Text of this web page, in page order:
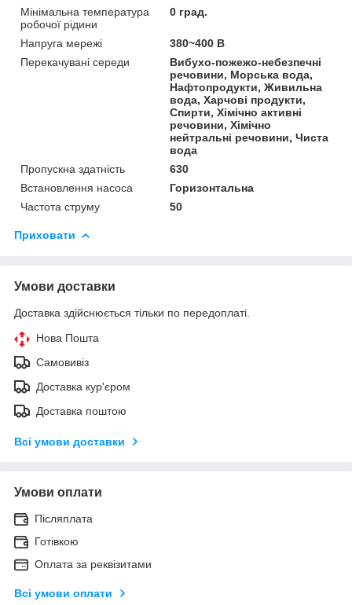
Мінімальна температура
робочої рідини
0 град.
Напруга мережі
380~400 В
Перекачувані середи
Вибухо-пожежо-небезпечні
речовини, Морська вода,
Нафтопродукти, Живильна
вода, Харчові продукти,
Спирти, Хімічно активні
речовини, Хімічно
нейтральні речовини, Чиста
вода
Пропускна здатність
630
Встановлення насоса
Горизонтальна
Частота струму
50
Приховати
Умови доставки
Доставка здійснюється тільки по передоплаті.
Нова Пошта
Самовивіз
Доставка кур'єром
Доставка поштою
Всі умови доставки
Умови оплати
Післяплата
Готівкою
Оплата за реквізитами
Всі умови оплати